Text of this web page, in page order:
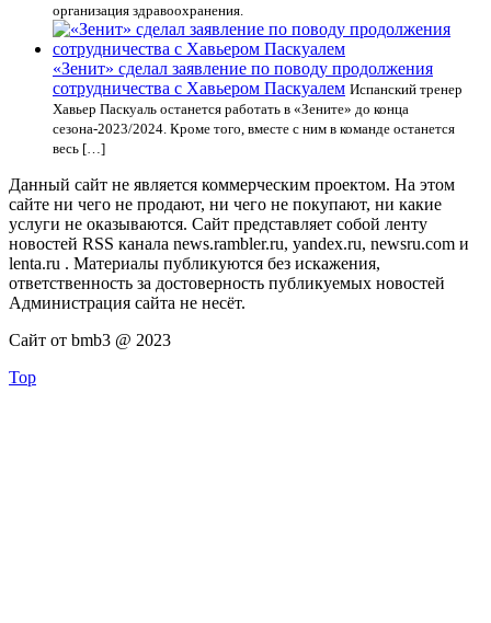
организация здравоохранения.
«Зенит» сделал заявление по поводу продолжения
сотрудничества с Хавьером Паскуалем Испанский тренер
Хавьер Паскуаль останется работать в «Зените» до конца
сезона-2023/2024. Кроме того, вместе с ним в команде останется
весь […]
Данный сайт не является коммерческим проектом. На этом
сайте ни чего не продают, ни чего не покупают, ни какие
услуги не оказываются. Сайт представляет собой ленту
новостей RSS канала news.rambler.ru, yandex.ru, newsru.com и
lenta.ru . Материалы публикуются без искажения,
ответственность за достоверность публикуемых новостей
Администрация сайта не несёт.
Сайт от bmb3 @ 2023
Top